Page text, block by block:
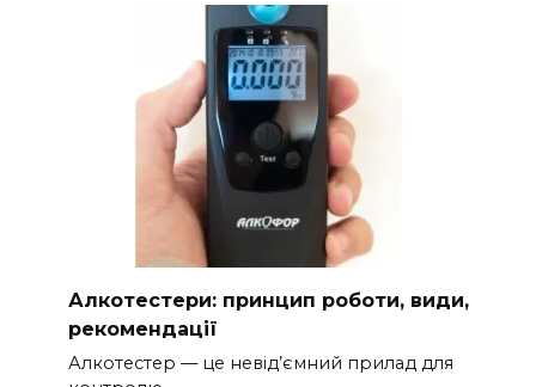
Алкотестери: принцип роботи, види,
рекомендації
Алкотестер — це невід’ємний прилад для